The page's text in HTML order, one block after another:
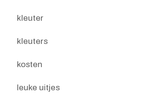
kleuter
kleuters
kosten
leuke uitjes